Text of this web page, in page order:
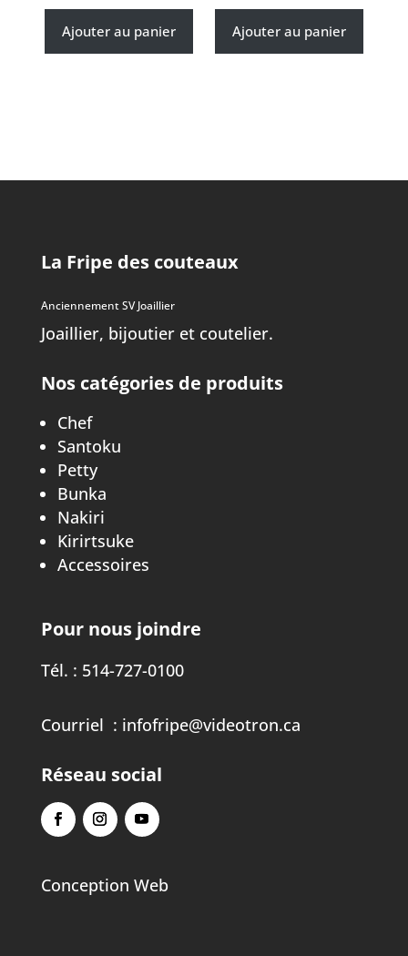
Ajouter au panier Ajouter au panier
La Fripe des couteaux
Anciennement SV Joaillier
Joaillier, bijoutier et coutelier.
Nos catégories de produits
Chef
Santoku
Petty
Bunka
Nakiri
Kirirtsuke
Accessoires
Pour nous joindre
Tél. : 514-727-0100
Courriel : infofripe@videotron.ca
Réseau social
Conception Web